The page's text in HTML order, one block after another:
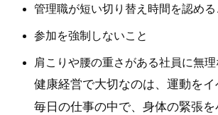
管理職が短い切り替え時間を認める
参加を強制しないこと
肩こりや腰の重さがある社員に無
健康経営で大切なのは、運動を
毎日の仕事の中で、身体の緊張